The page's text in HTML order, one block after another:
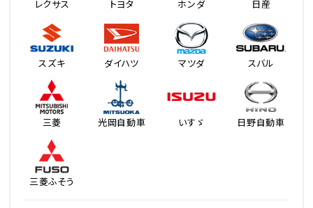
レクサス トヨタ ホンダ 日産
スズキ ダイハツ マツダ スバル
三菱 光岡自動車 いすゞ 日野自動車
三菱ふそう